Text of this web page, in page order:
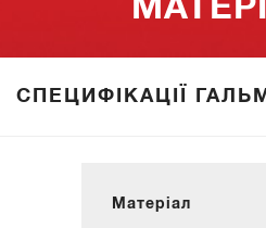
СПЕЦИФІКАЦІЇ
Матеріал